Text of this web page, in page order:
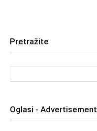
Pretražite
Oglasi - Advertisement